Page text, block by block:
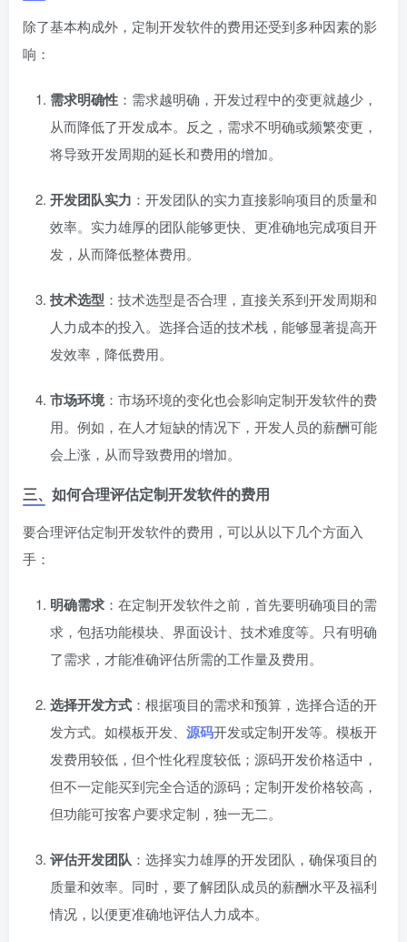
除了基本构成外，定制开发软件的费用还受到多种因素的影
响：
需求明确性 ：需求越明确，开发过程中的变更就越少，
从而降低了开发成本。反之，需求不明确或频繁变更，
将导致开发周期的延长和费用的增加。
开发团队实力 ：开发团队的实力直接影响项目的质量和
效率。实力雄厚的团队能够更快、更准确地完成项目开
发，从而降低整体费用。
技术选型 ：技术选型是否合理，直接关系到开发周期和
人力成本的投入。选择合适的技术栈，能够显著提高开
发效率，降低费用。
市场环境：市场环境的变化也会影响定制开发软件的费
用。例如，在人才短缺的情况下，开发人员的薪酬可能
会上涨，从而导致费用的增加。
三、如何合理评估定制开发软件的费用
要合理评估定制开发软件的费用，可以从以下几个方面入
手：
明确需求 ：在定制开发软件之前，首先要明确项目的需
求，包括功能模块、界面设计、技术难度等。只有明确
了需求，才能准确评估所需的工作量及费用。
选择开发方式 ：根据项目的需求和预算，选择合适的开
发方式。如模板开发、 源码开发或定制开发等。模板开
发费用较低，但个性化程度较低；源码开发价格适中，
但不一定能买到完全合适的源码；定制开发价格较高，
但功能可按客户要求定制，独一无二。
评估开发团队 ：选择实力雄厚的开发团队，确保项目的
质量和效率。同时，要了解团队成员的薪酬水平及福利
情况，以便更准确地评估人力成本。